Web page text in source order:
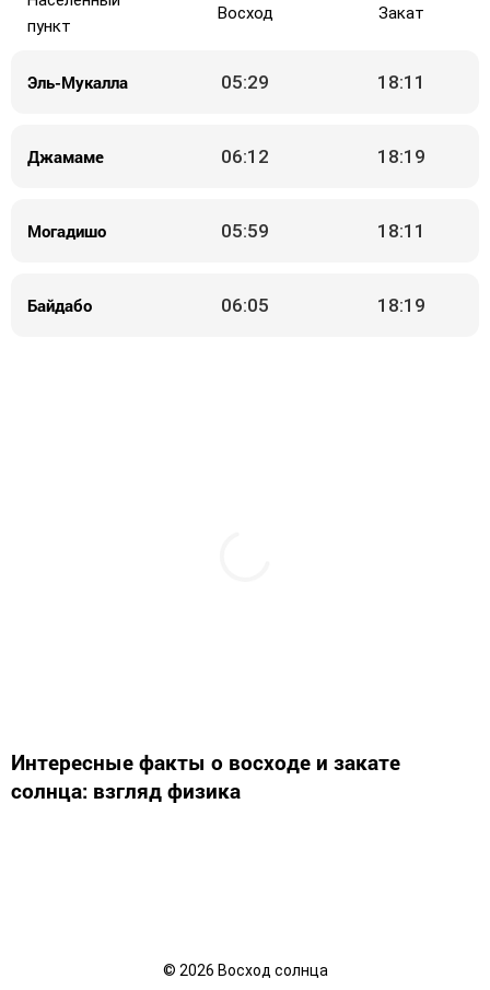
пункт
Восход Закат
Эль-Мукалла 05:29 18:11
Джамаме 06:12 18:19
Могадишо 05:59 18:11
Байдабо 06:05 18:19
Интересные факты о восходе и закате
солнца: взгляд физика
© 2026 Восход солнца